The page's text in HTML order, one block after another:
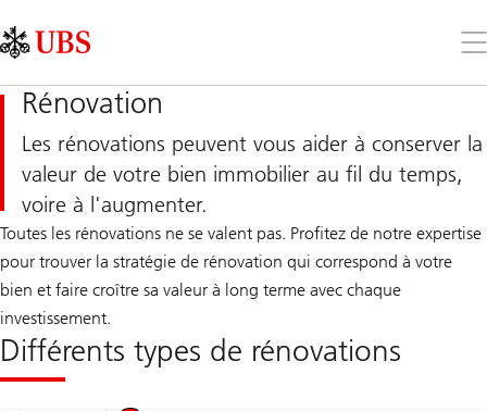
Links
Area
le
Rénovation
Les rénovations peuvent vous aider à conserver la
valeur de votre bien immobilier au fil du temps,
voire à l'augmenter.
Toutes les rénovations ne se valent pas. Profitez de notre expertise
pour trouver la stratégie de rénovation qui correspond à votre
bien et faire croître sa valeur à long terme avec chaque
investissement.
Différents types de rénovations